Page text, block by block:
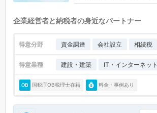
企業経営者と納税者の身近なパートナー
得意分野 資金調達 会社設立 相続税
得意業種 建設・建築 IT・インターネット
国税庁OB税理士在籍 料金・事例あり